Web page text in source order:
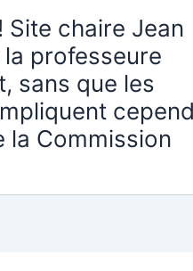
Site chaire Jean
professeure
sans que les
la Commission